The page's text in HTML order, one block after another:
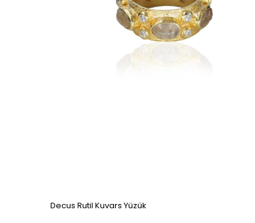
Decus Rutil Kuvars Yüzük